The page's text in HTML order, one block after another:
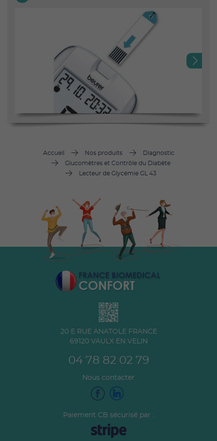
Accueil Nos produits
Diagnostic
Glucomètres et Contrôle du Diabète
Lecteur de Glycémie GL 43
20 E RUE ANATOLE FRANCE
69120 VAULX EN VELIN
04 78 82 02 79
Nous contacter
Paiement CB sécurisé par :